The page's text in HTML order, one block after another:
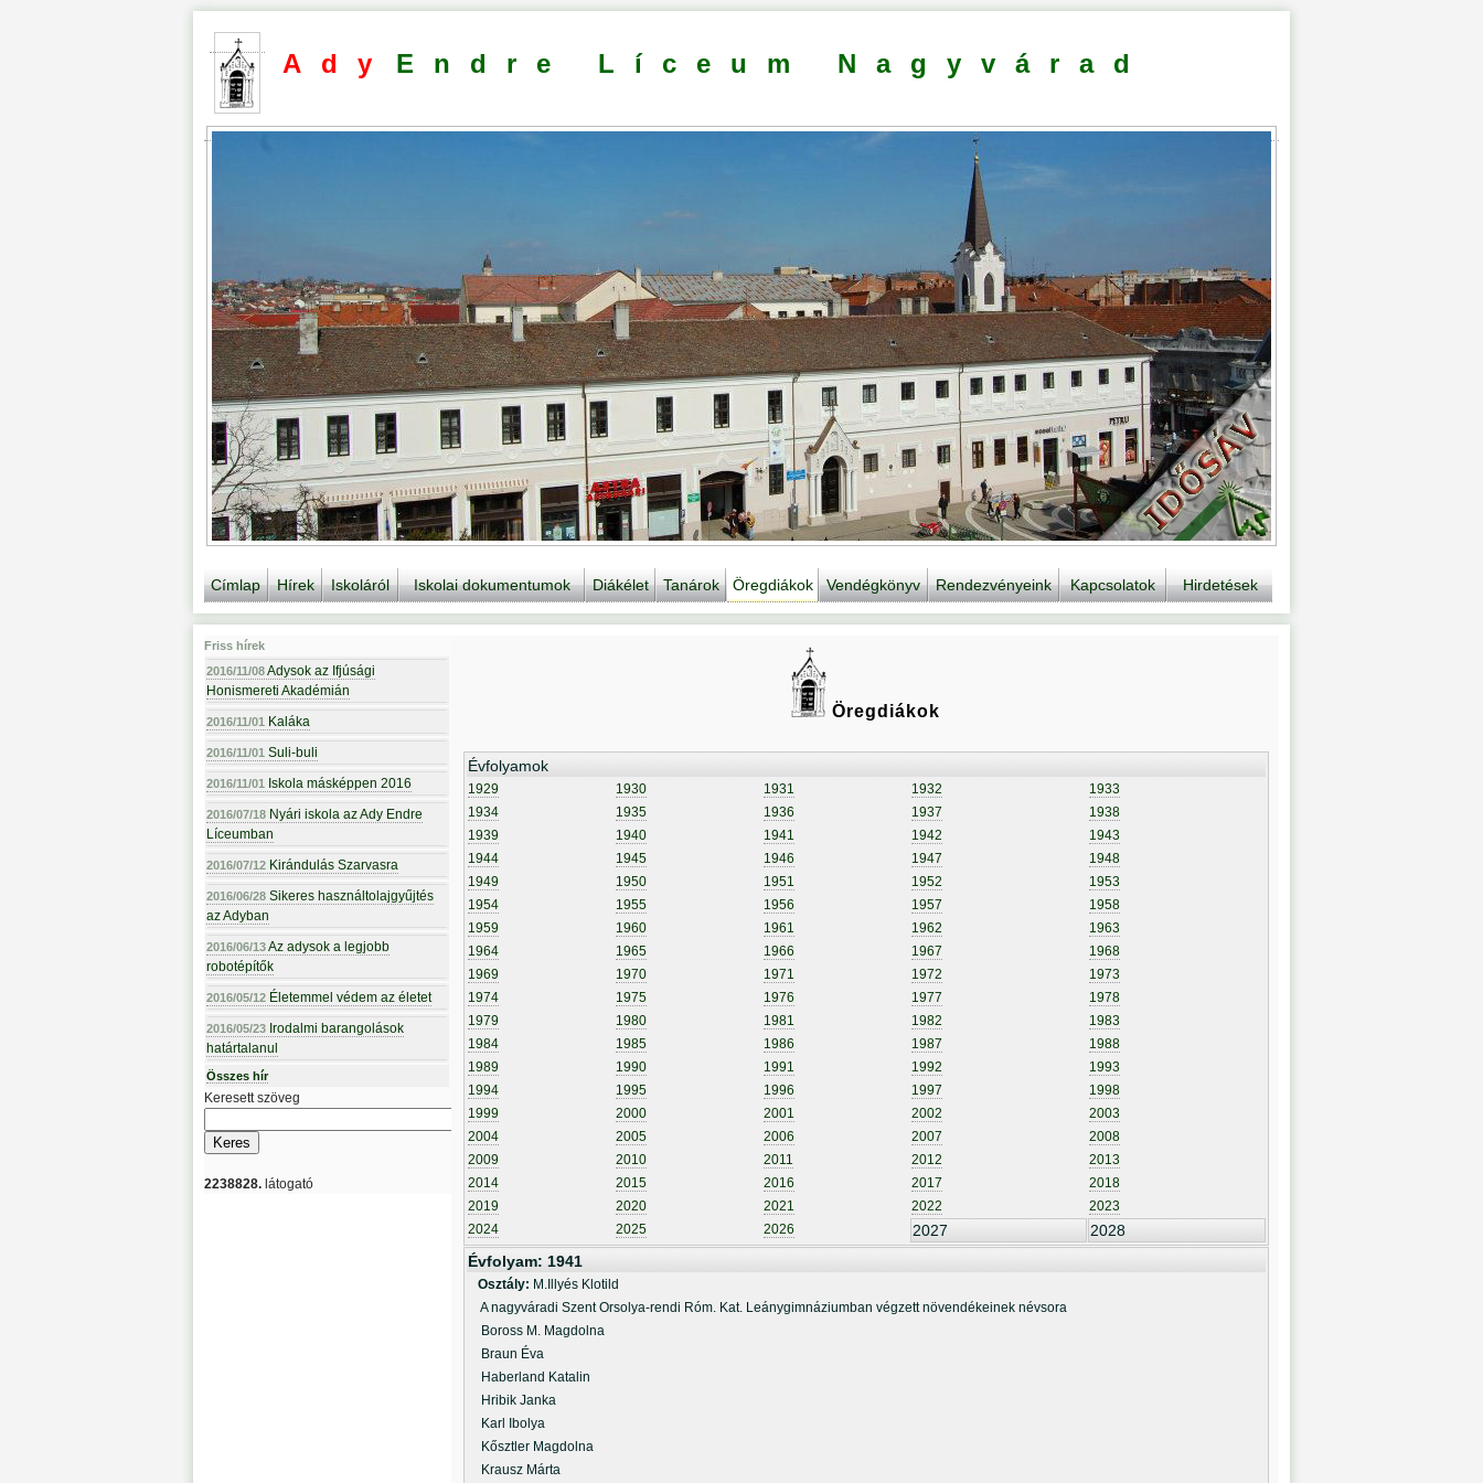
Ady Endre Líceum Nagyvárad
Címlap Hírek Iskoláról Iskolai dokumentumok Diákélet Tanárok Öregdiákok Vendégkönyv Rendezvényeink Kapcsolatok Hirdetések
Friss hírek
2016/11/08Adysok az Ifjúsági
Honismereti Akadémián
2016/11/01 Kaláka
2016/11/01 Suli-buli
2016/11/01 Iskola másképpen 2016
2016/07/18 Nyári iskola az Ady Endre
Líceumban
2016/07/12 Kirándulás Szarvasra
2016/06/28 Sikeres használtolajgyűjtés
az Adyban
2016/06/13Az adysok a legjobb
robotépítők
2016/05/12 Életemmel védem az életet
2016/05/23 Irodalmi barangolások
határtalanul
Összes hír
Keresett szöveg
2238828. látogató
Öregdiákok
Évfolyamok
1929 1930 1931 1932
1933
1934
1935 1936 1937
1938
1939
1940 1941 1942
1943
1944
1945 1946 1947
1948
1949
1950 1951 1952
1953
1954
1955 1956 1957
1958
1959
1960 1961 1962
1963
1964
1965 1966 1967
1968
1969
1970 1971 1972
1973
1974
1975 1976 1977
1978
1979
1980 1981 1982
1983
1984
1985 1986 1987
1988
1989
1990 1991 1992
1993
1994
1995 1996 1997
1998
1999
2000 2001 2002
2003
2004
2005 2006 2007
2008
2009
2010 2011 2012
2013
2014
2015 2016 2017
2018
2019
2020 2021 2022
2023
2024
2025 2026 2027
2028
Évfolyam: 1941
Osztály: M.Illyés Klotild
A nagyváradi Szent Orsolya-rendi Róm. Kat. Leánygimnáziumban végzett növendékeinek névsora
Boross M. Magdolna
Braun Éva
Haberland Katalin
Hribik Janka
Karl Ibolya
Kősztler Magdolna
Krausz Márta